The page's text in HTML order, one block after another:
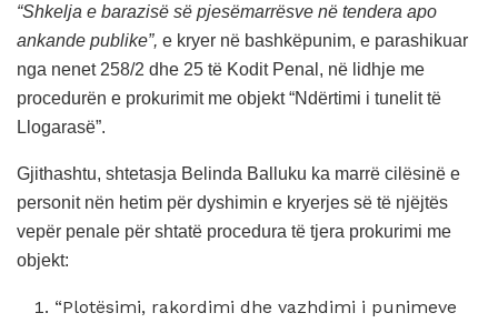
“Shkelja e barazisë së pjesëmarrësve në tendera apo
ankande publike”, e kryer në bashkëpunim, e parashikuar
nga nenet 258/2 dhe 25 të Kodit Penal, në lidhje me
procedurën e prokurimit me objekt “Ndërtimi i tunelit të
Llogarasë”.
Gjithashtu, shtetasja Belinda Balluku ka marrë cilësinë e
personit nën hetim për dyshimin e kryerjes së të njëjtës
vepër penale për shtatë procedura të tjera prokurimi me
objekt:
“Plotësimi, rakordimi dhe vazhdimi i punimeve